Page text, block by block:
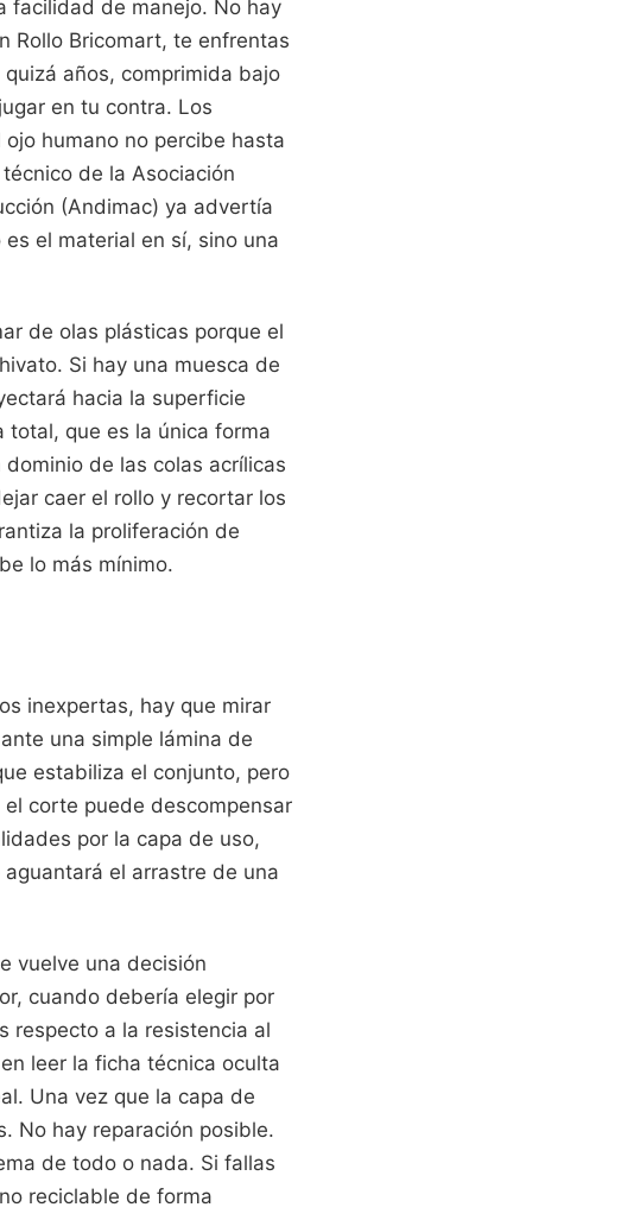
facilidad de manejo. No hay
Rollo Bricomart, te enfrentas
años, comprimida bajo
en tu contra. Los
humano no percibe hasta
de la Asociación
(Andimac) ya advertía
el material en sí, sino una
de olas plásticas porque el
Si hay una muesca de
hacia la superficie
total, que es la única forma
de las colas acrílicas
caer el rollo y recortar los
la proliferación de
lo más mínimo.
inexpertas, hay que mirar
una simple lámina de
estabiliza el conjunto, pero
corte puede descompensar
por la capa de uso,
el arrastre de una
vuelve una decisión
cuando debería elegir por
respecto a la resistencia al
leer la ficha técnica oculta
Una vez que la capa de
No hay reparación posible.
de todo o nada. Si fallas
reciclable de forma